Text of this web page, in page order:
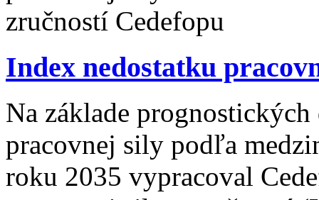
Index nedostatku
Na základe
pracovnej sily podľa
roku 2035 vypracoval